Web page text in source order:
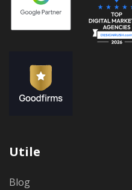
Utile
Blog